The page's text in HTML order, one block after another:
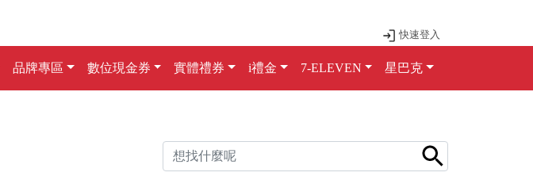
快速登入
品牌專區 數位現金券 實體禮券 i禮金 7-ELEVEN 星巴克